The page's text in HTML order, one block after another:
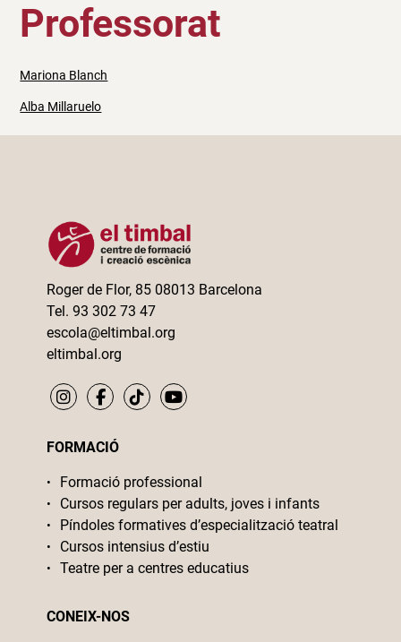
Professorat
Mariona Blanch
Alba Millaruelo
Roger de Flor, 85 08013 Barcelona
Tel. 93 302 73 47
escola@eltimbal.org
eltimbal.org
FORMACIÓ
Formació professional
Cursos regulars per adults, joves i infants
Píndoles formatives d’especialització teatral
Cursos intensius d’estiu
Teatre per a centres educatius
CONEIX-NOS